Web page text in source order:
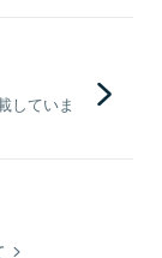
していま